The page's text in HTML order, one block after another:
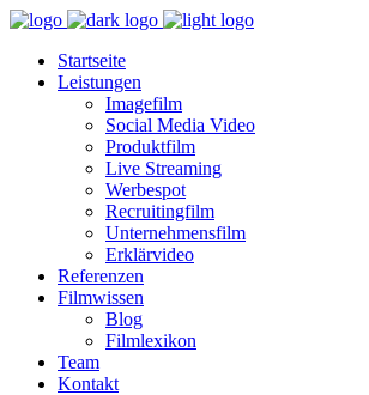
Startseite
Leistungen
Imagefilm
Social Media Video
Produktfilm
Live Streaming
Werbespot
Recruitingfilm
Unternehmensfilm
Erklärvideo
Referenzen
Filmwissen
Blog
Filmlexikon
Team
Kontakt